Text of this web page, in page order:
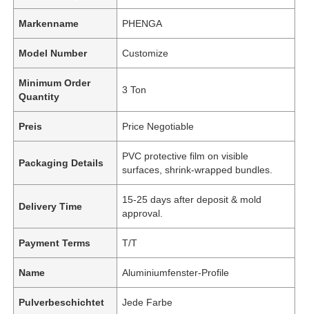
Markenname PHENGA
Model Number Customize
Minimum Order
Quantity
3 Ton
Preis Price Negotiable
Packaging Details
PVC protective film on visible
surfaces, shrink-wrapped bundles.
Delivery Time
15-25 days after deposit & mold
approval.
Payment Terms T/T
Name Aluminiumfenster-Profile
Pulverbeschichtet Jede Farbe